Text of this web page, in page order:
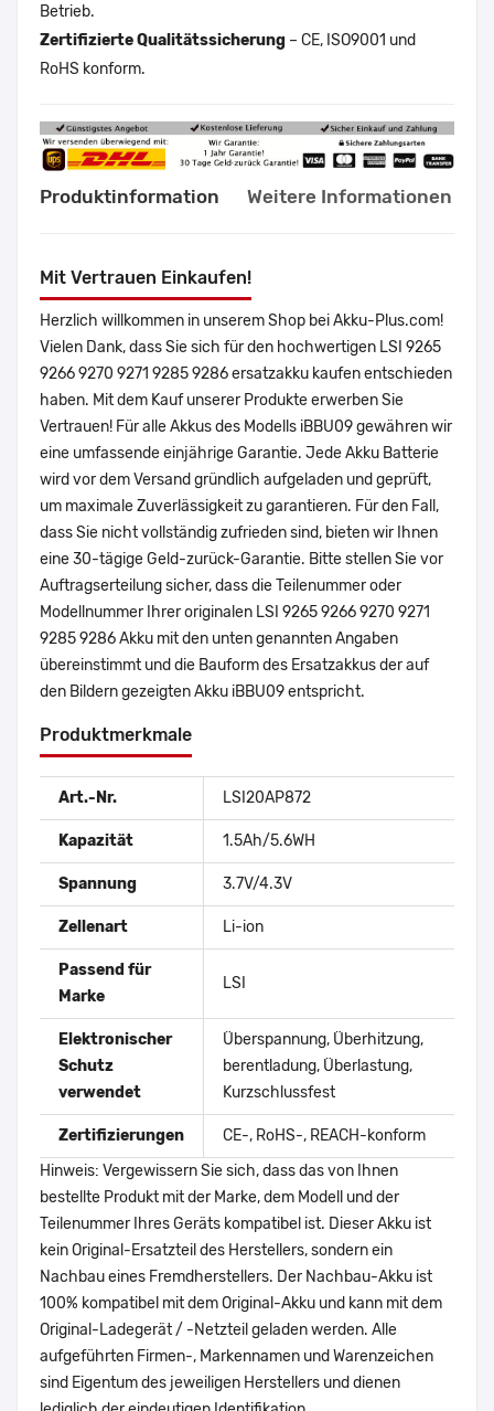
Betrieb.
Zertifizierte Qualitätssicherung – CE, ISO9001 und
RoHS konform.
Produktinformation Weitere Informationen
Mit Vertrauen Einkaufen!
Herzlich willkommen in unserem Shop bei Akku-Plus.com!
Vielen Dank, dass Sie sich für den hochwertigen LSI 9265
9266 9270 9271 9285 9286 ersatzakku kaufen entschieden
haben. Mit dem Kauf unserer Produkte erwerben Sie
Vertrauen! Für alle Akkus des Modells iBBU09 gewähren wir
eine umfassende einjährige Garantie. Jede Akku Batterie
wird vor dem Versand gründlich aufgeladen und geprüft,
um maximale Zuverlässigkeit zu garantieren. Für den Fall,
dass Sie nicht vollständig zufrieden sind, bieten wir Ihnen
eine 30-tägige Geld-zurück-Garantie. Bitte stellen Sie vor
Auftragserteilung sicher, dass die Teilenummer oder
Modellnummer Ihrer originalen LSI 9265 9266 9270 9271
9285 9286 Akku mit den unten genannten Angaben
übereinstimmt und die Bauform des Ersatzakkus der auf
den Bildern gezeigten Akku iBBU09 entspricht.
Produktmerkmale
Art.-Nr. LSI20AP872
Kapazität 1.5Ah/5.6WH
Spannung 3.7V/4.3V
Zellenart Li-ion
Passend für
Marke
LSI
Elektronischer
Schutz
verwendet
Überspannung, Überhitzung,
berentladung, Überlastung,
Kurzschlussfest
Zertifizierungen
CE-, RoHS-, REACH-konform
Hinweis: Vergewissern Sie sich, dass das von Ihnen
bestellte Produkt mit der Marke, dem Modell und der
Teilenummer Ihres Geräts kompatibel ist. Dieser Akku ist
kein Original-Ersatzteil des Herstellers, sondern ein
Nachbau eines Fremdherstellers. Der Nachbau-Akku ist
100% kompatibel mit dem Original-Akku und kann mit dem
Original-Ladegerät / -Netzteil geladen werden. Alle
aufgeführten Firmen-, Markennamen und Warenzeichen
sind Eigentum des jeweiligen Herstellers und dienen